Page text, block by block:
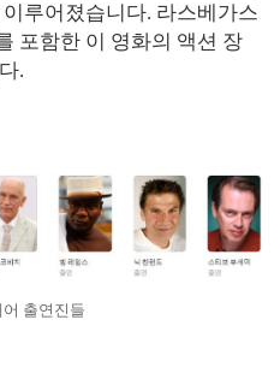
루어졌습니다. 라스베가스
포함한 이 영화의 액션 장
.
출연진들